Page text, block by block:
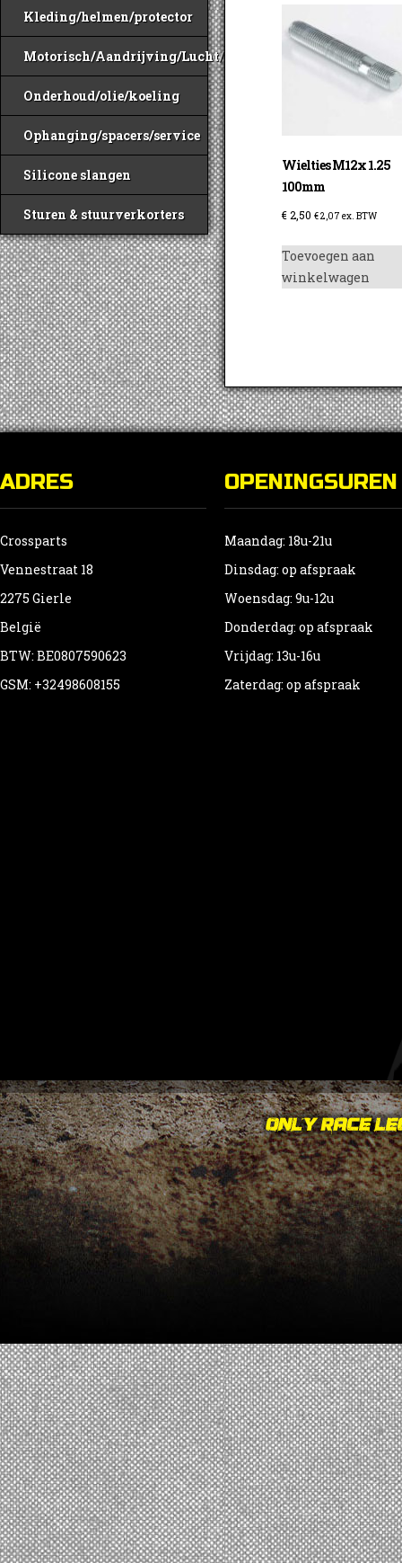
Kleding/helmen/protector
Motorisch/Aandrijving/Lucht/Benzine
Onderhoud/olie/koeling
Ophanging/spacers/service
Silicone slangen
Sturen & stuurverkorters
Wielties M12x 1.25
100mm
€2,50 €2,07 ex. BTW
Toevoegen aan
winkelwagen
ADRES
Crossparts
Vennestraat 18
2275 Gierle
België
BTW: BE0807590623
GSM: +32498608155
OPENINGSUREN
Maandag: 18u-21u
Dinsdag: op afspraak
Woensdag: 9u-12u
Donderdag: op afspraak
Vrijdag: 13u-16u
Zaterdag: op afspraak